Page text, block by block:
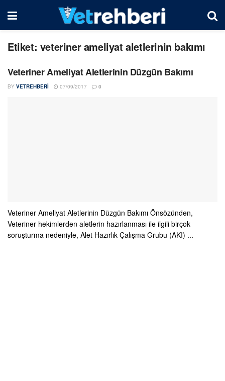
Etiket: veteriner ameliyat aletlerinin bakımı
Veteriner Ameliyat Aletlerinin Düzgün Bakımı
BY VETREHBERI 07/09/2017 0
Veteriner Ameliyat Aletlerinin Düzgün Bakımı Önsözünden,
Veteriner hekimlerden aletlerin hazırlanması ile ilgili birçok
soruşturma nedeniyle, Alet Hazırlık Çalışma Grubu (AKI) ...